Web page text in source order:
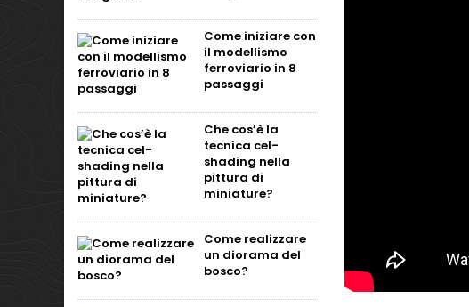
Come iniziare con
il modellismo
ferroviario in 8
passaggi
Che cos’è la
tecnica cel-
shading nella
pittura di
miniature?
Come realizzare
un diorama del
bosco?